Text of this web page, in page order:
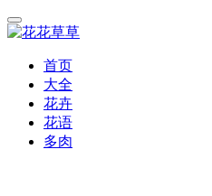
首页
大全
花卉
花语
多肉